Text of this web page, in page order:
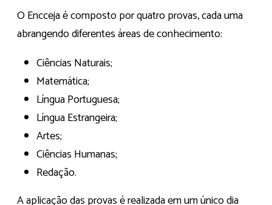
O Encceja é composto por quatro provas, cada uma
abrangendo diferentes áreas de conhecimento:
Ciências Naturais;
Matemática;
Língua Portuguesa;
Língua Estrangeira;
Artes;
Ciências Humanas;
Redação.
A aplicação das provas é realizada em um único dia